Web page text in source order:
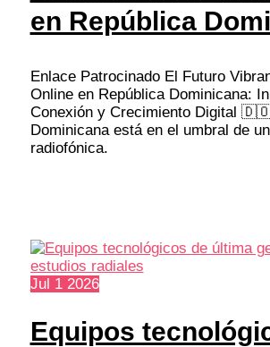
en República
Enlace Patrocinado El Futuro
Online en República Dominicana:
Conexión y Crecimiento Digital
Dominicana está en el umbral de
radiofónica.
Jul 1 2026
Equipos